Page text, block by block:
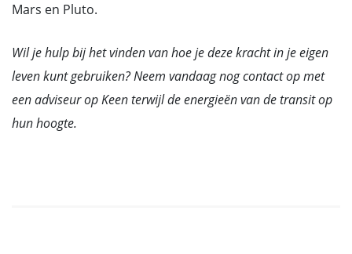
Mars en Pluto.
Wil je hulp bij het vinden van hoe je deze kracht in je eigen
leven kunt gebruiken? Neem vandaag nog contact op met
een adviseur op Keen terwijl de energieën van de transit op
hun hoogte.